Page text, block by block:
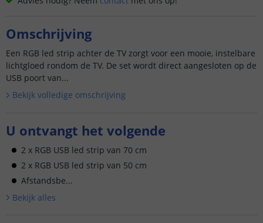
Omschrijving
Een RGB led strip achter de TV zorgt voor een mooie, instelbare
lichtgloed rondom de TV. De set wordt direct aangesloten op de
USB poort van...
Bekijk volledige omschrijving
U ontvangt het volgende
2 x RGB USB led strip van 70 cm
2 x RGB USB led strip van 50 cm
Afstandsbe...
Bekijk alles